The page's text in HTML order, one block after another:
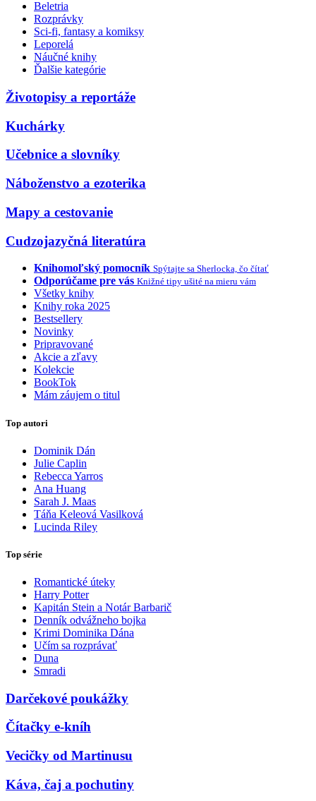
Beletria
Rozprávky
Sci-fi, fantasy a komiksy
Leporelá
Náučné knihy
Ďalšie kategórie
Životopisy a reportáže
Kuchárky
Učebnice a slovníky
Náboženstvo a ezoterika
Mapy a cestovanie
Cudzojazyčná literatúra
Knihomoľský pomocník Spýtajte sa Sherlocka, čo čítať
Odporúčame pre vás Knižné tipy ušité na mieru vám
Všetky knihy
Knihy roka 2025
Bestsellery
Novinky
Pripravované
Akcie a zľavy
Kolekcie
BookTok
Mám záujem o titul
Top autori
Dominik Dán
Julie Caplin
Rebecca Yarros
Ana Huang
Sarah J. Maas
Táňa Keleová Vasilková
Lucinda Riley
Top série
Romantické úteky
Harry Potter
Kapitán Stein a Notár Barbarič
Denník odvážneho bojka
Krimi Dominika Dána
Učím sa rozprávať
Duna
Smradi
Darčekové poukážky
Čítačky e-kníh
Vecičky od Martinusu
Káva, čaj a pochutiny